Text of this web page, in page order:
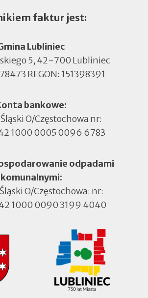
faktur jest:
Lubliniec
5, 42-700 Lubliniec
REGON: 151398391
bankowe:
O/Częstochowa nr:
1000 0005 0096 6783
odpadami
komunalnymi:
O/Częstochowa: nr:
1000 0090 3199 4040